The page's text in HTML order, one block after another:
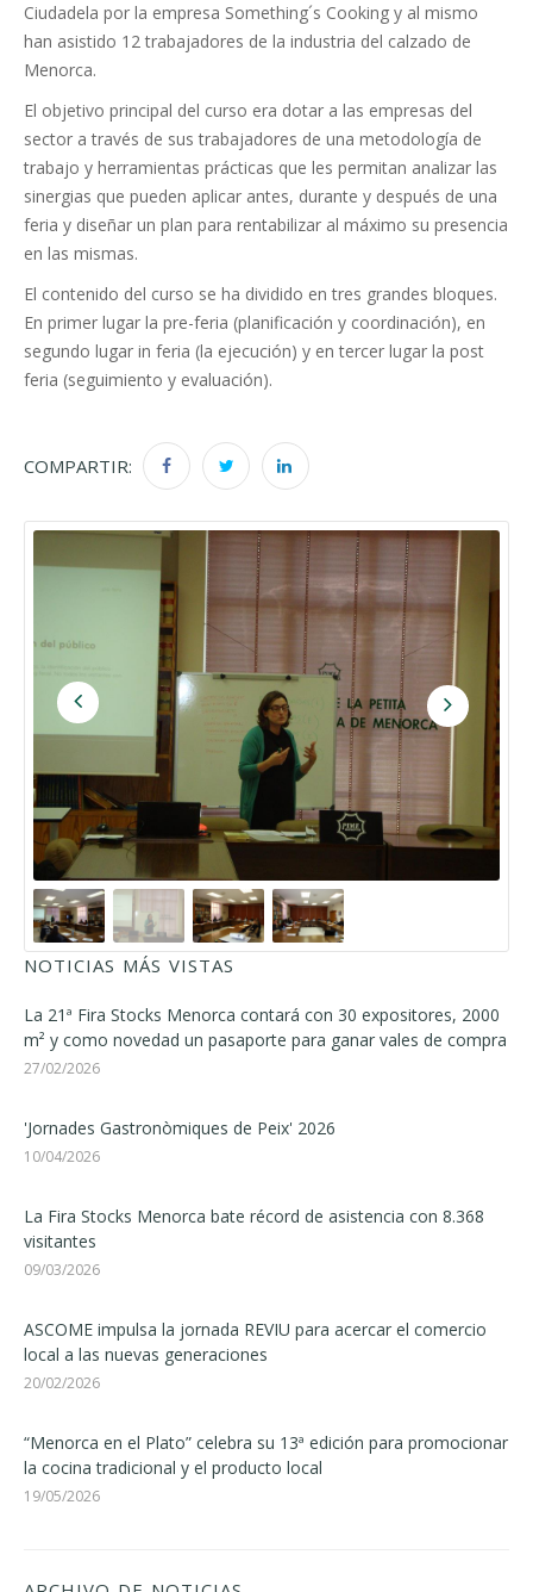
Ciudadela por la empresa Something´s Cooking y al mismo
han asistido 12 trabajadores de la industria del calzado de
Menorca.
El objetivo principal del curso era dotar a las empresas del
sector a través de sus trabajadores de una metodología de
trabajo y herramientas prácticas que les permitan analizar las
sinergias que pueden aplicar antes, durante y después de una
feria y diseñar un plan para rentabilizar al máximo su presencia
en las mismas.
El contenido del curso se ha dividido en tres grandes bloques.
En primer lugar la pre-feria (planificación y coordinación), en
segundo lugar in feria (la ejecución) y en tercer lugar la post
feria (seguimiento y evaluación).
COMPARTIR:
NOTICIAS MÁS VISTAS
La 21ª Fira Stocks Menorca contará con 30 expositores, 2000
m² y como novedad un pasaporte para ganar vales de compra
27/02/2026
'Jornades Gastronòmiques de Peix' 2026
10/04/2026
La Fira Stocks Menorca bate récord de asistencia con 8.368
visitantes
09/03/2026
ASCOME impulsa la jornada REVIU para acercar el comercio
local a las nuevas generaciones
20/02/2026
“Menorca en el Plato” celebra su 13ª edición para promocionar
la cocina tradicional y el producto local
19/05/2026